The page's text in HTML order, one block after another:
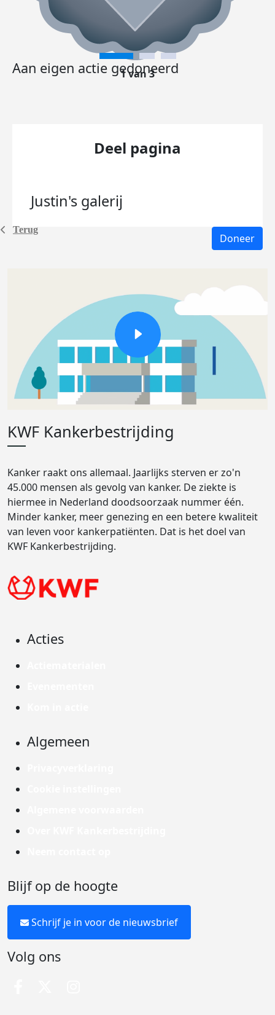
Terug
Aan eigen actie gedoneerd
1 van 3
Deel pagina
Justin's galerij
Doneer
KWF Kankerbestrijding
Kanker raakt ons allemaal. Jaarlijks sterven er zo'n
45.000 mensen als gevolg van kanker. De ziekte is
hiermee in Nederland doodsoorzaak nummer één.
Minder kanker, meer genezing en een betere kwaliteit
van leven voor kankerpatiënten. Dat is het doel van
KWF Kankerbestrijding.
Acties
Algemeen
Blijf op de hoogte
Schrijf je in voor de nieuwsbrief
Volg ons